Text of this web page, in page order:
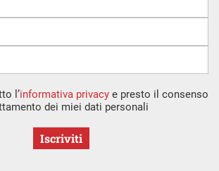
l’informativa privacy e presto il consenso
dei miei dati personali
Iscriviti